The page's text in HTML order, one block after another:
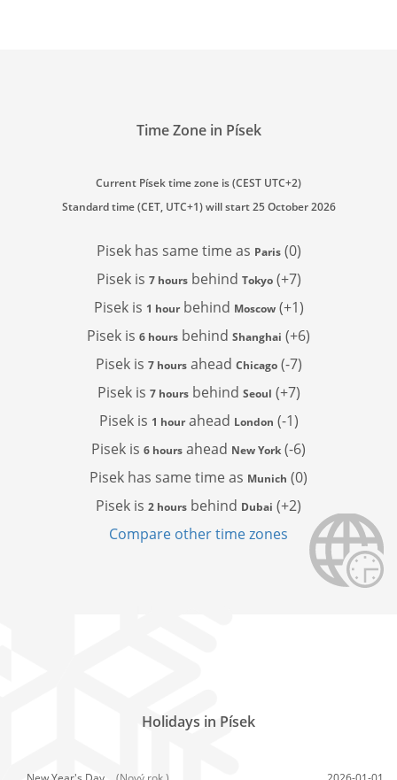
Time Zone in Písek
Current Písek time zone is (CEST UTC+2)
Standard time (CET, UTC+1) will start 25 October 2026
Pisek has same time as Paris(0)
Pisek is 7 hoursbehind Tokyo(+7)
Pisek is 1 hourbehind Moscow(+1)
Pisek is 6 hours behind Shanghai (+6)
Pisek is 7 hoursahead Chicago(-7)
Pisek is 7 hoursbehind Seoul (+7)
Pisek is 1 hourahead London (-1)
Pisek is 6 hours ahead New York (-6)
Pisek has same time as Munich (0)
Pisek is 2 hours behind Dubai (+2)
Compare other time zones
Holidays in Písek